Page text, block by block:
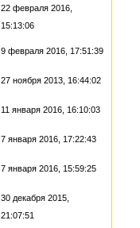
22 февраля 2016,
15:13:06
9 февраля 2016, 17:51:39
27 ноября 2013, 16:44:02
11 января 2016, 16:10:03
7 января 2016, 17:22:43
7 января 2016, 15:59:25
30 декабря 2015,
21:07:51